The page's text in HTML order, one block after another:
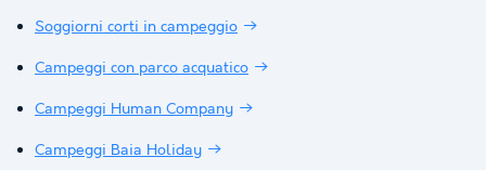
Soggiorni corti in campeggio
Campeggi con parco acquatico
Campeggi Human Company
Campeggi Baia Holiday